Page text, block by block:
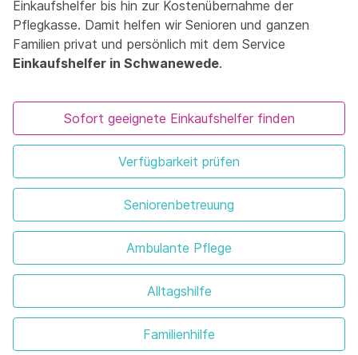
Einkaufshelfer bis hin zur Kostenübernahme der
Pflegkasse. Damit helfen wir Senioren und ganzen
Familien privat und persönlich mit dem Service
Einkaufshelfer in Schwanewede.
Sofort geeignete Einkaufshelfer finden
Verfügbarkeit prüfen
Seniorenbetreuung
Ambulante Pflege
Alltagshilfe
Familienhilfe